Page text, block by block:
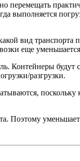
перемещать
выполняется
вид транспорта
еще
Контейнеры
разгрузки.
Поэтому